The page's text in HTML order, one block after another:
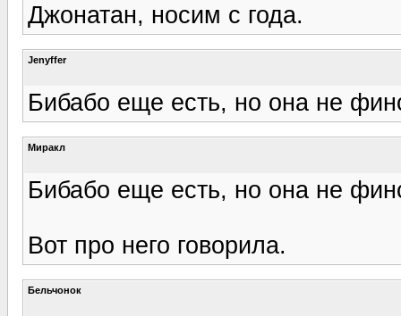
Джонатан, носим с года.
Jenyffer
Бибабо еще есть, но она не
Миракл
Бибабо еще есть, но она не
Вот про него говорила.
Бельчонок